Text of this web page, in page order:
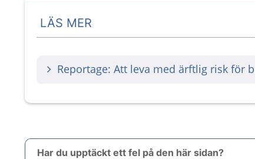
LÄS MER
Har du upptäckt ett fel på den här sidan?